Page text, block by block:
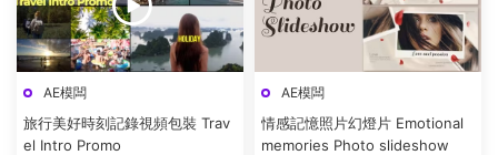
AE模闆
旅行美好時刻記錄視頻包裝 Trav
el Intro Promo
AE模闆
情感記憶照片幻燈片 Emotional
memories Photo slideshow